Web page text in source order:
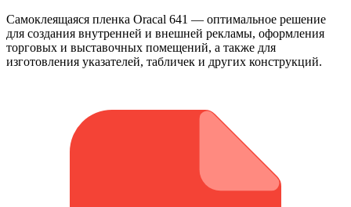
Самоклеящаяся пленка Oracal 641 — оптимальное решение
для создания внутренней и внешней рекламы, оформления
торговых и выставочных помещений, а также для
изготовления указателей, табличек и других конструкций.